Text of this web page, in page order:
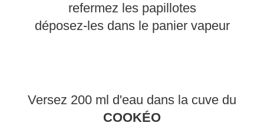
refermez les papillotes
déposez-les dans le panier vapeur
Versez 200 ml d'eau dans la cuve du
COOKÉO